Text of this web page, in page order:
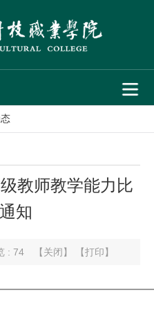
教师教学能力比
知
: 74 【关闭】 【打印】